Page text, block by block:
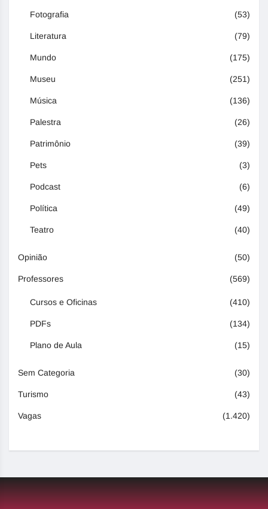
Fotografia (53)
Literatura (79)
Mundo (175)
Museu (251)
Música (136)
Palestra (26)
Patrimônio (39)
Pets (3)
Podcast (6)
Política (49)
Teatro (40)
Opinião (50)
Professores (569)
Cursos e Oficinas (410)
PDFs (134)
Plano de Aula (15)
Sem Categoria (30)
Turismo (43)
Vagas (1.420)